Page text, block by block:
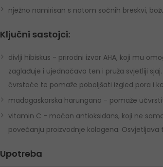
nježno namirisan s notom sočnih breskvi,
Ključni sastojci:
divlji hibiskus - prirodni izvor AHA, koji mu
zaglađuje i ujednačava ten i pruža svjetliji
čvrstoće te pomaže poboljšati izgled pora i
madagaskarska harungana - pomaže
vitamin C - moćan antioksidans, koji ne
povećanju proizvodnje kolagena.
Upotreba